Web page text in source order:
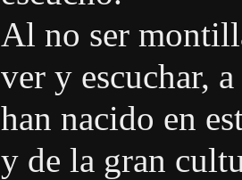
Al no ser
ver y escuchar,
han nacido en
y de la gran